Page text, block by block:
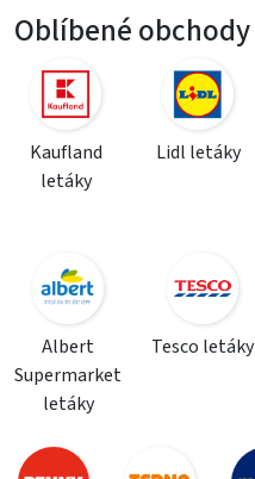
Oblíbené obchody
Kaufland
letáky
Lidl letáky
Albert
Supermarket
letáky
Tesco letáky